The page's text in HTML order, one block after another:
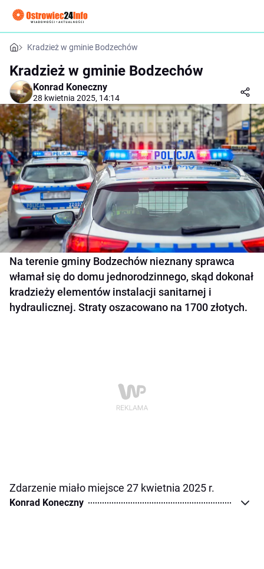
Kradzież w gminie Bodzechów
Kradzież w gminie Bodzechów
Konrad Koneczny
28 kwietnia 2025, 14:14
Na terenie gminy Bodzechów nieznany sprawca
włamał się do domu jednorodzinnego, skąd dokonał
kradzieży elementów instalacji sanitarnej i
hydraulicznej. Straty oszacowano na 1700 złotych.
Zdarzenie miało miejsce 27 kwietnia 2025 r.
Konrad Koneczny